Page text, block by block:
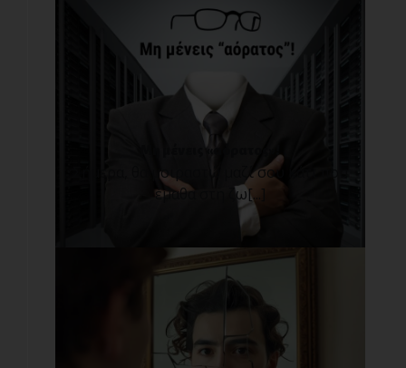
Μη μένεις «αόρατος»!
Σήμερα, θα μοιραστώ μαζί σου κάτι που
έμαθα στη ζω[...]